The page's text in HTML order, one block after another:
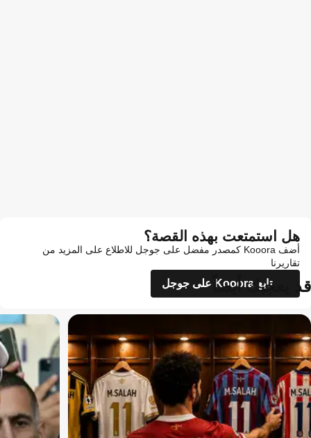
هل استمتعت بهذه القصة؟
أضف Kooora كمصدر مفضل على جوجل للاطلاع على المزيد من
تقاريرنا
تابع Kooora على جوجل
قد يعجبك أيضاً